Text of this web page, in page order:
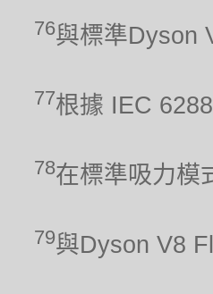
76與標準Dyson
77根據 IEC
78在標準吸力模
79與Dyson V8